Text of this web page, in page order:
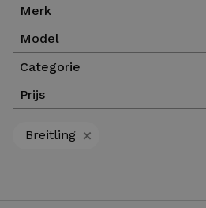
Merk
Model
Categorie
Prijs
Breitling +